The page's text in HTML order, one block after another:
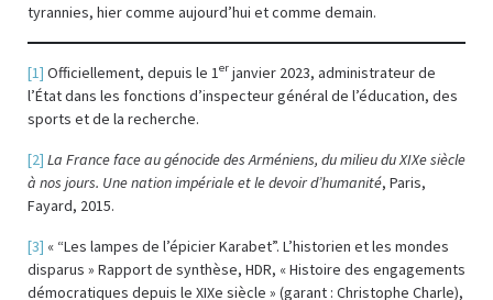
tyrannies, hier comme aujourd’hui et comme demain.
[1] Officiellement, depuis le 1 er janvier 2023, administrateur de
l’État dans les fonctions d’inspecteur général de l’éducation, des
sports et de la recherche.
[2] La France face au génocide des Arméniens, du milieu du XIXe siècle
à nos jours. Une nation impériale et le devoir d’humanité, Paris,
Fayard, 2015.
[3] « “Les lampes de l’épicier Karabet”. L’historien et les mondes
disparus » Rapport de synthèse, HDR, « Histoire des engagements
démocratiques depuis le XIXe siècle » (garant : Christophe Charle),